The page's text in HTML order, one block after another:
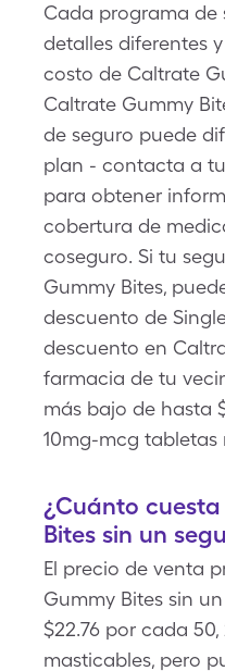
Cada programa de
detalles diferentes
costo de Caltrate
Caltrate Gummy
de seguro puede
plan - contacta a
para obtener
cobertura de
coseguro. Si tu
Gummy Bites,
descuento de
descuento en
farmacia de tu
más bajo de hasta
10mg-mcg tabletas
¿Cuánto
Bites sin un
El precio de venta
Gummy Bites sin
$22.76 por cada
masticables, pero